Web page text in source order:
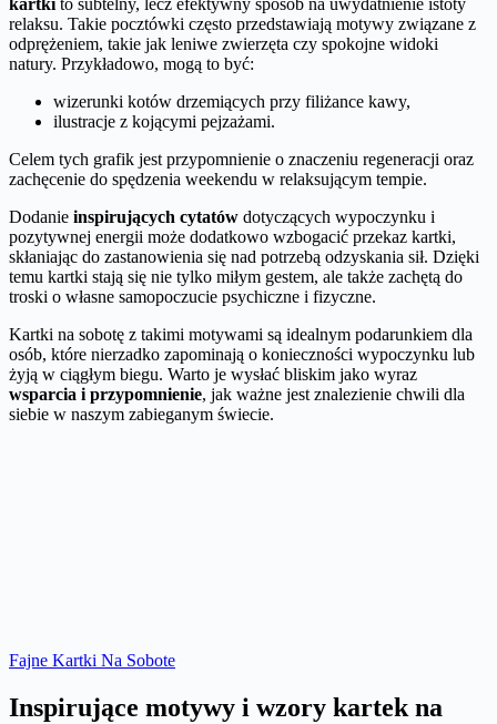
kartki to subtelny, lecz efektywny sposób na uwydatnienie istoty
relaksu. Takie pocztówki często przedstawiają motywy związane z
odprężeniem, takie jak leniwe zwierzęta czy spokojne widoki
natury. Przykładowo, mogą to być:
wizerunki kotów drzemiących przy filiżance kawy,
ilustracje z kojącymi pejzażami.
Celem tych grafik jest przypomnienie o znaczeniu regeneracji oraz
zachęcenie do spędzenia weekendu w relaksującym tempie.
Dodanie inspirujących cytatów dotyczących wypoczynku i
pozytywnej energii może dodatkowo wzbogacić przekaz kartki,
skłaniając do zastanowienia się nad potrzebą odzyskania sił. Dzięki
temu kartki stają się nie tylko miłym gestem, ale także zachętą do
troski o własne samopoczucie psychiczne i fizyczne.
Kartki na sobotę z takimi motywami są idealnym podarunkiem dla
osób, które nierzadko zapominają o konieczności wypoczynku lub
żyją w ciągłym biegu. Warto je wysłać bliskim jako wyraz
wsparcia i przypomnienie, jak ważne jest znalezienie chwili dla
siebie w naszym zabieganym świecie.
Fajne Kartki Na Sobote
Inspirujące motywy i wzory kartek na